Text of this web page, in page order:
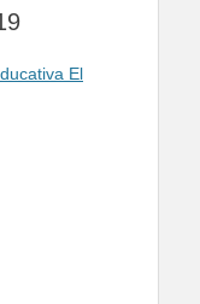
El